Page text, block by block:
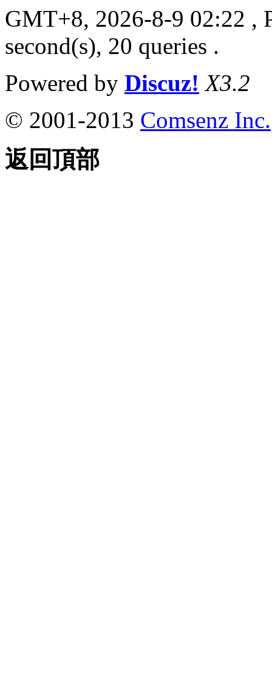
GMT+8, 2026-8-9 02:22 ,
second(s), 20 queries .
Powered by Discuz! X3.2
© 2001-2013 Comsenz Inc.
返回頂部